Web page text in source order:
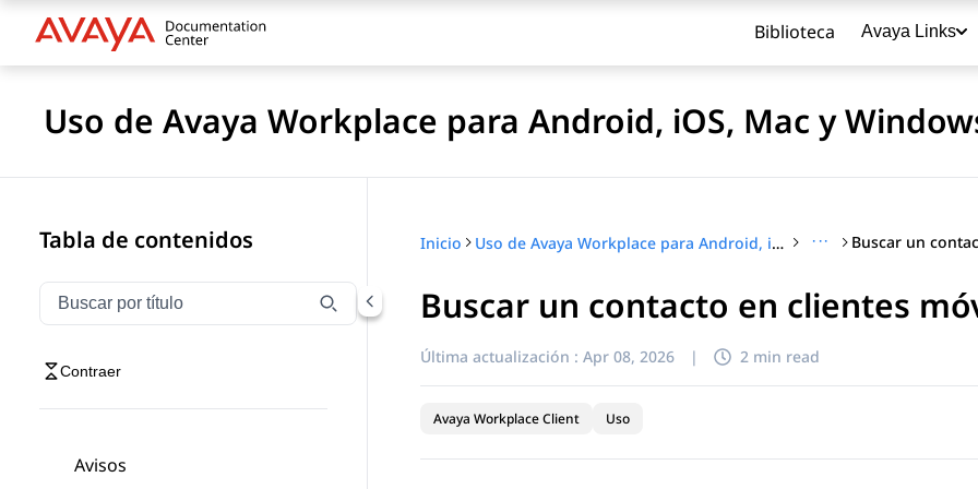
Biblioteca Avaya Links
Uso de Avaya Workplace para Android, iOS, Mac y
Tabla de contenidos
Filtrar navegación por título
Escriba para filtrar los elementos de navegación por título
Contraer
Avisos
Inicio Uso de Avaya Workplace para Android, iOS, Mac y Windows ···
Buscar un contacto en clientes
Última actualización : Apr 08, 2026 | 2 min read
Avaya Workplace Client Uso